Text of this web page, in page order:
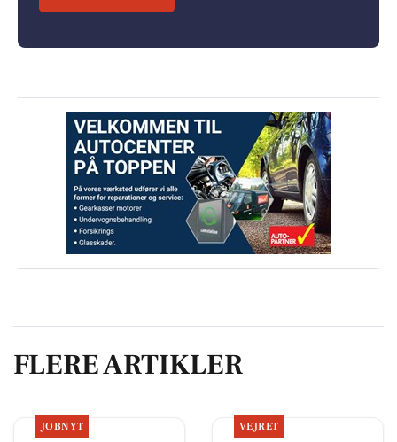
FLERE ARTIKLER
JOBNYT VEJRET